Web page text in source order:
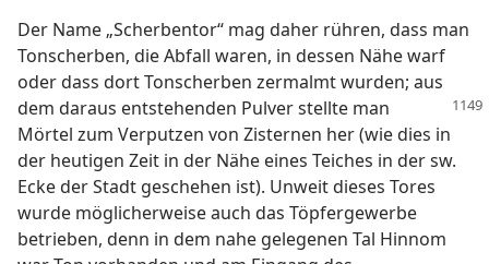
Der Name „Scherbentor“ mag daher rühren, dass man
Tonscherben, die Abfall waren, in dessen Nähe warf
oder dass dort Tonscherben zermalmt wurden; aus
dem daraus entstehenden Pulverstellte man
Mörtel zum Verputzen von Zisternen her (wie dies in
der heutigen Zeit in der Nähe eines Teiches in der sw.
Ecke der Stadt geschehen ist). Unweit dieses Tores
wurde möglicherweise auch das Töpfergewerbe
betrieben, denn in dem nahe gelegenen Tal Hinnom